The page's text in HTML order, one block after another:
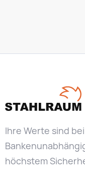
Ihre Werte sind
höchstem